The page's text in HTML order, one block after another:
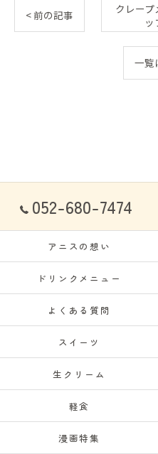
< 前の記事
クレープ
ッ
一覧
052-680-7474
アニスの想い
ドリンクメニュー
よくある質問
スイーツ
生クリーム
軽食
漫画特集